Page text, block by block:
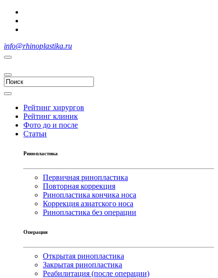
info@rhinoplastika.ru
Рейтинг хирургов
Рейтинг клиник
Фото до и после
Статьи
Ринопластика
Первичная ринопластика
Повторная коррекция
Ринопластика кончика носа
Коррекция азиатского носа
Ринопластика без операции
Операция
Открытая ринопластика
Закрытая ринопластика
Реабилитация (после операции)